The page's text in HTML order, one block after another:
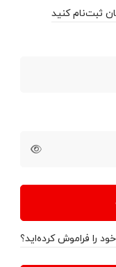
ثبت‌نام کنید
را فراموش کرده‌اید؟